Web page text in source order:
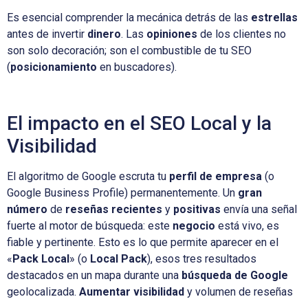
Es esencial comprender la mecánica detrás de las estrellas
antes de invertir dinero. Las opiniones de los clientes no
son solo decoración; son el combustible de tu SEO
(posicionamiento en buscadores).
El impacto en el SEO Local y la
Visibilidad
El algoritmo de Google escruta tu perfil de empresa (o
Google Business Profile) permanentemente. Un gran
número de reseñas recientes y positivas envía una señal
fuerte al motor de búsqueda: este negocio está vivo, es
fiable y pertinente. Esto es lo que permite aparecer en el
«Pack Local» (o Local Pack), esos tres resultados
destacados en un mapa durante una búsqueda de Google
geolocalizada. Aumentar visibilidad y volumen de reseñas